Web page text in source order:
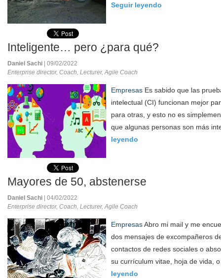
Seguir leyendo
Inteligente… pero ¿para qué?
Daniel Sachi
| 09/02/2022
Enterprise director, Coach, Lecturer, Agile Coach
Empresas Es sabido que las
intelectual (CI) funcionan mejor
para otras, y esto no es
que algunas personas son más
leyendo
Mayores de 50, abstenerse
Daniel Sachi
| 04/02/2022
Enterprise director, Coach, Lecturer, Agile Coach
EmpresasAbro mi mail y me
dos mensajes de excompañeros
contactos de redes sociales o
su currículum vitae, hoja de vida,
leyendo